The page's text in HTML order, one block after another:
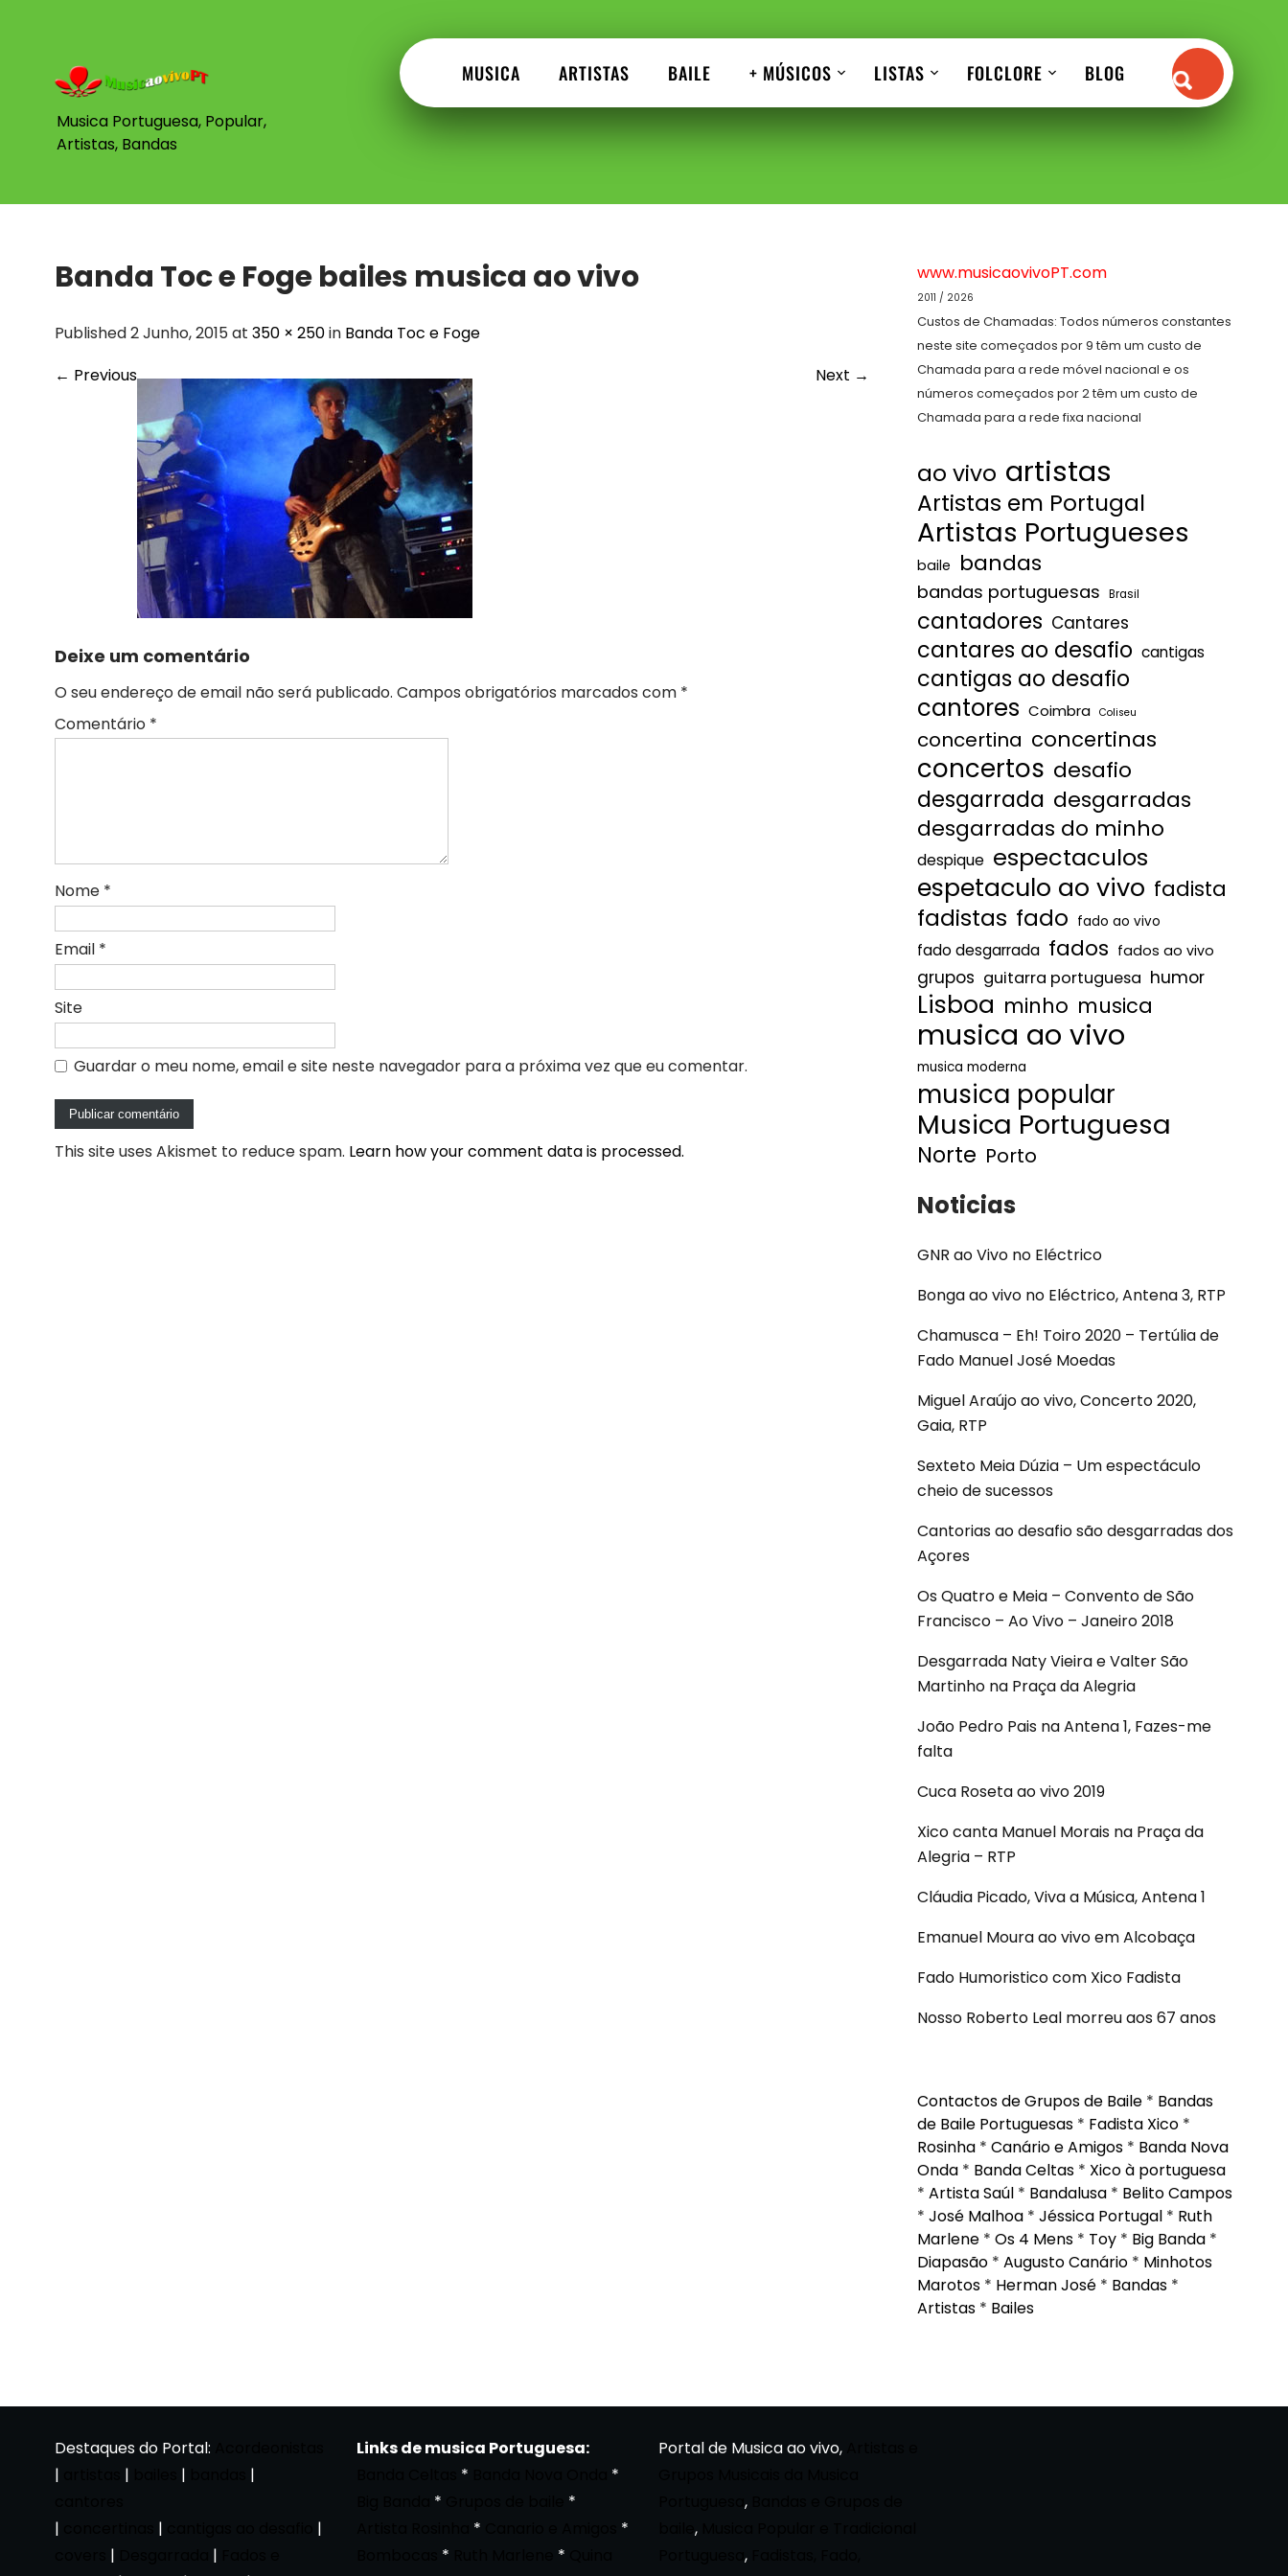
Musica Portuguesa, Popular,
Artistas, Bandas
MUSICA ARTISTAS BAILE + MÚSICOS LISTAS FOLCLORE BLOG
Banda Toc e Foge bailes musica ao vivo
Published 2 Junho, 2015 at 350 × 250in Banda Toc e Foge
← Previous Next →
Deixe um comentário
O seu endereço de email não será publicado. Campos obrigatórios marcados com *
Comentário *
Nome *
Email *
Site
Guardar o meu nome, email e site neste navegador para a próxima vez que eu comentar.
This site uses Akismet to reduce spam. Learn how your comment data is processed.
www.musicaovivoPT.com
2011 / 2026
Custos de Chamadas: Todos números constantes
neste site começados por 9 têm um custo de
Chamada para a rede móvel nacional e os
números começados por 2 têm um custo de
Chamada para a rede fixa nacional
ao vivo artistas
Artistas em Portugal
Artistas Portugueses
baile bandas
bandas portuguesas Brasil
cantadores Cantares
cantares ao desafio cantigas
cantigas ao desafio
cantores Coimbra Coliseu
concertina concertinas
concertos desafio
desgarrada desgarradas
desgarradas do minho
despique espectaculos
espetaculo ao vivo fadista
fadistas fado fado ao vivo
fado desgarrada fados fados ao vivo
grupos guitarra portuguesa humor
Lisboa minho musica
musica ao vivo
musica moderna
musica popular
Musica Portuguesa
Norte Porto
Noticias
GNR ao Vivo no Eléctrico
Bonga ao vivo no Eléctrico, Antena 3, RTP
Chamusca – Eh! Toiro 2020 – Tertúlia de
Fado Manuel José Moedas
Miguel Araújo ao vivo, Concerto 2020,
Gaia, RTP
Sexteto Meia Dúzia – Um espectáculo
cheio de sucessos
Cantorias ao desafio são desgarradas dos
Açores
Os Quatro e Meia – Convento de São
Francisco – Ao Vivo – Janeiro 2018
Desgarrada Naty Vieira e Valter São
Martinho na Praça da Alegria
João Pedro Pais na Antena 1, Fazes-me
falta
Cuca Roseta ao vivo 2019
Xico canta Manuel Morais na Praça da
Alegria – RTP
Cláudia Picado, Viva a Música, Antena 1
Emanuel Moura ao vivo em Alcobaça
Fado Humoristico com Xico Fadista
Nosso Roberto Leal morreu aos 67 anos
Contactos de Grupos de Baile * Bandas
de Baile Portuguesas * Fadista Xico *
Rosinha * Canário e Amigos * Banda Nova
Onda * Banda Celtas * Xico à portuguesa
* Artista Saúl * Bandalusa * Belito Campos
* José Malhoa * Jéssica Portugal * Ruth
Marlene * Os 4 Mens * Toy * Big Banda *
Diapasão * Augusto Canário * Minhotos
Marotos * Herman José * Bandas *
Artistas * Bailes
Destaques do Portal:
|
| |
|
|
|
|
| |
Links de musica Portuguesa:
*
*
*
*
*
*
* *
Portal de Musica ao vivo,
,
,
,